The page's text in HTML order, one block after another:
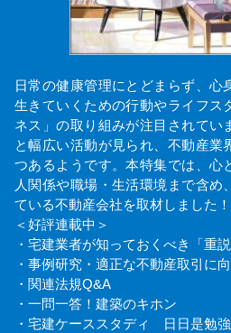
日常の健康管理にとどまらず、心
生きていくための行動やライフス
ネス」の取り組みが注目されて
と幅広い活動が見られ、不動産業
つあるようです。本特集では、心
人関係や職場・生活環境まで含め
ている不動産会社を取材しました！
＜好評連載中＞
・宅建業者が知っておくべき「重
・事例研究・適正な不動産取引に
・関連法規Q&A
・一問一答！建築のキホン
・宅建ケーススタディ 日日是勉強